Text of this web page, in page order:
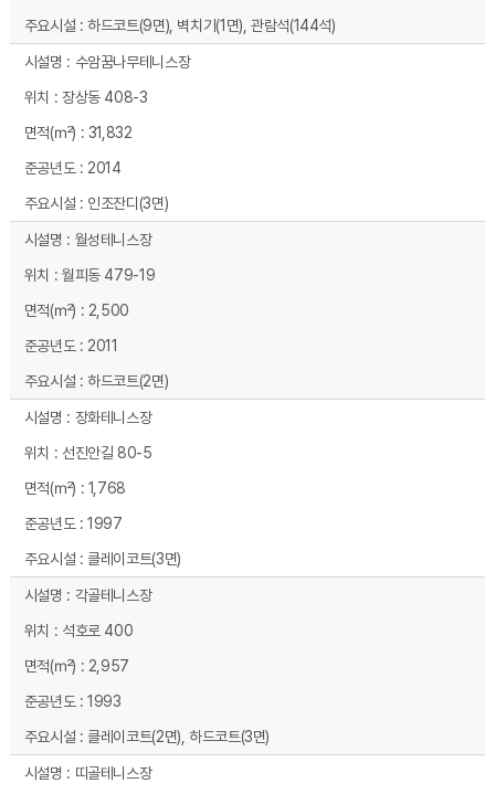
하드코트(9면), 벽치기(1면), 관람석(144석)
수암꿈나무테니스장
장상동 408-3
31,832
2014
인조잔디(3면)
월성테니스장
월피동 479-19
2,500
2011
하드코트(2면)
장화테니스장
선진안길 80-5
1,768
1997
클레이코트(3면)
각골테니스장
석호로 400
2,957
1993
클레이코트(2면), 하드코트(3면)
띠골테니스장